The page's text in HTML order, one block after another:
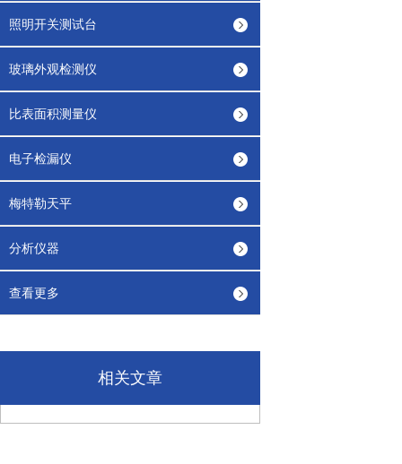
照明开关测试台
玻璃外观检测仪
比表面积测量仪
电子检漏仪
梅特勒天平
分析仪器
查看更多
相关文章